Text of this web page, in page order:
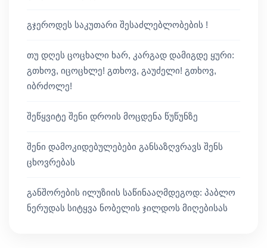
გჯეროდეს საკუთარი შესაძლებლობების !
თუ დღეს ცოცხალი ხარ, კარგად დამიგდე ყური:
გთხოვ, იცოცხლე! გთხოვ, გაუძელი! გთხოვ,
იბრძოლე!
შეწყვიტე შენი დროის მოცდენა წუწუნზე
შენი დამოკიდებულებები განსაზღვრავს შენს
ცხოვრებას
განშორების ილუზიის საწინააღმდეგოდ: პაბლო
ნერუდას სიტყვა ნობელის ჯილდოს მიღებისას